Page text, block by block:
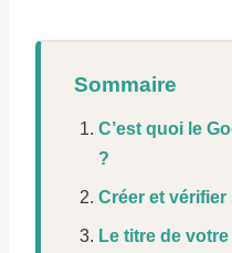
Sommaire
C’est quoi le
?
Créer et vérifier
Le titre de